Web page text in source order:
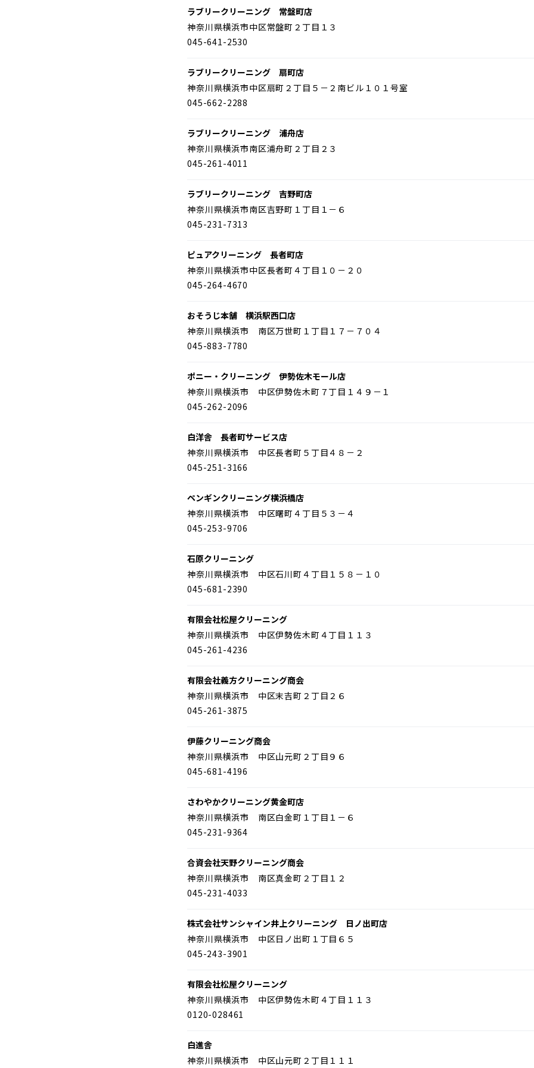
ラブリークリーニング 常盤町店
神奈川県横浜市中区常盤町２丁目１３
045-641-2530
ラブリークリーニング 扇町店
神奈川県横浜市中区扇町２丁目５－２南ビル１０１号室
045-662-2288
ラブリークリーニング 浦舟店
神奈川県横浜市南区浦舟町２丁目２３
045-261-4011
ラブリークリーニング 吉野町店
神奈川県横浜市南区吉野町１丁目１－６
045-231-7313
ピュアクリーニング 長者町店
神奈川県横浜市中区長者町４丁目１０－２０
045-264-4670
おそうじ本舗 横浜駅西口店
神奈川県横浜市 南区万世町１丁目１７－７０４
045-883-7780
ポニー・クリーニング 伊勢佐木モール店
神奈川県横浜市 中区伊勢佐木町７丁目１４９－１
045-262-2096
白洋舎 長者町サービス店
神奈川県横浜市 中区長者町５丁目４８－２
045-251-3166
ペンギンクリーニング横浜橋店
神奈川県横浜市 中区曙町４丁目５３－４
045-253-9706
石原クリーニング
神奈川県横浜市 中区石川町４丁目１５８－１０
045-681-2390
有限会社松屋クリーニング
神奈川県横浜市 中区伊勢佐木町４丁目１１３
045-261-4236
有限会社義方クリーニング商会
神奈川県横浜市 中区末吉町２丁目２６
045-261-3875
伊藤クリーニング商会
神奈川県横浜市 中区山元町２丁目９６
045-681-4196
さわやかクリーニング黄金町店
神奈川県横浜市 南区白金町１丁目１－６
045-231-9364
合資会社天野クリーニング商会
神奈川県横浜市 南区真金町２丁目１２
045-231-4033
株式会社サンシャイン井上クリーニング 日ノ出町店
神奈川県横浜市 中区日ノ出町１丁目６５
045-243-3901
有限会社松屋クリーニング
神奈川県横浜市 中区伊勢佐木町４丁目１１３
0120-028461
白進舎
神奈川県横浜市 中区山元町２丁目１１１